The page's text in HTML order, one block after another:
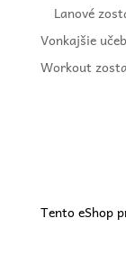
Lanové
Vonkajšie
Workout
Tento eShop